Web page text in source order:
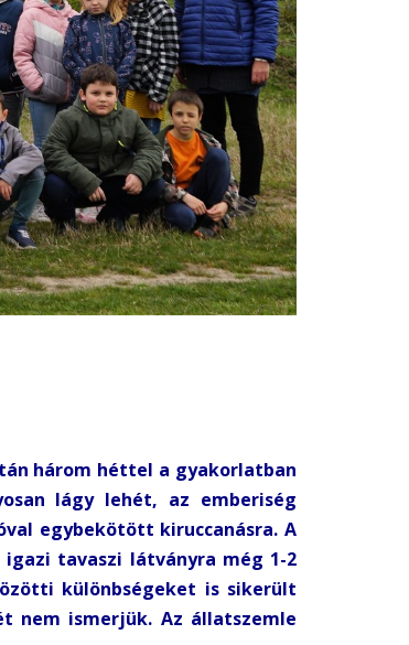
három héttel a gyakorlatban
lágy lehét, az emberiség
egybekötött kiruccanásra. A
tavaszi látványra még 1-2
különbségeket is sikerült
nem ismerjük. Az állatszemle